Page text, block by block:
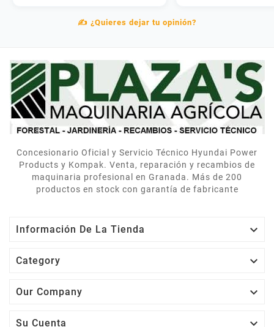
claro y en 3 días lo tenía como
teléfono y me
explicó cómo usarlo
correctamente. Muy
contentos.
✍️ ¿Quieres dejar tu opinión?
Concesionario Oficial y Servicio Técnico Hyundai Power
Products y Kompak. Venta, reparación y recambios de
maquinaria profesional en Granada. Más de 200
productos en stock con garantía de fabricante
Información De La Tienda 
Category 
Our Company 
Su Cuenta 